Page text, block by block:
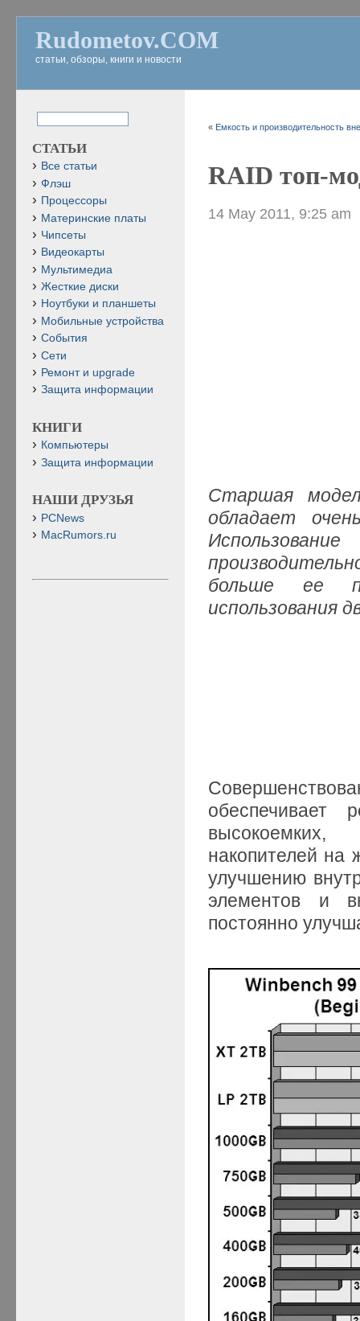
Rudometov.COM
статьи, обзоры, книги и новости
« Емкость и производительность
RAID топ-
14 May 2011, 9:25 am
Старшая
обладает
больше ее
использования
обеспечивает
накопителей на
улучшению
элементов и
постоянно
СТАТЬИ
Все статьи
Флэш
Процессоры
Материнские платы
Чипсеты
Видеокарты
Мультимедиа
Жесткие диски
Ноутбуки и планшеты
Мобильные устройства
События
Сети
Ремонт и upgrade
Защита информации
КНИГИ
Компьютеры
Защита информации
НАШИ ДРУЗЬЯ
PCNews
MacRumors.ru